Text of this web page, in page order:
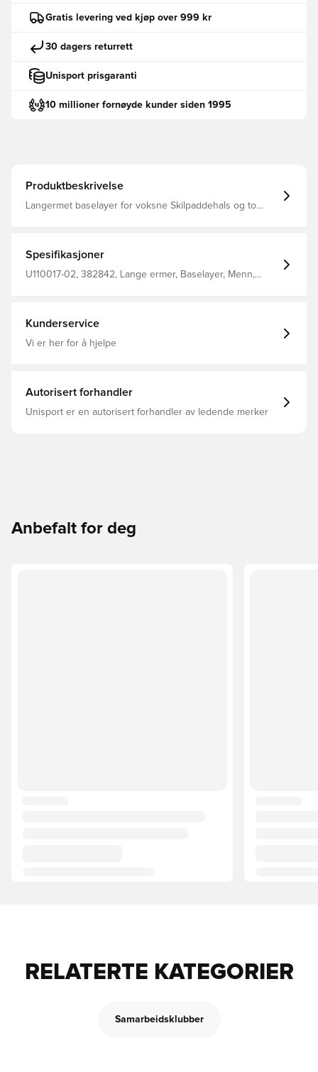
Gratis levering ved kjøp over 999 kr
30 dagers returrett
Unisport prisgaranti
10 millioner fornøyde kunder siden 1995
Produktbeskrivelse
Langermet baselayer for voksne Skilpaddehals og to
Spesifikasjoner
U110017-02, 382842, Lange ermer, Baselayer, Menn,
Kunderservice
Vi er her for å hjelpe
Autorisert forhandler
Unisport er en autorisert forhandler av ledende merker
Anbefalt for deg
RELATERTE KATEGORIER
Samarbeidsklubber